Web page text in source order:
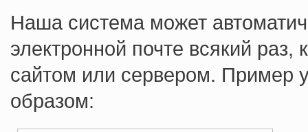
Наша система может
электронной почте всякий
сайтом или сервером. Пример
образом: